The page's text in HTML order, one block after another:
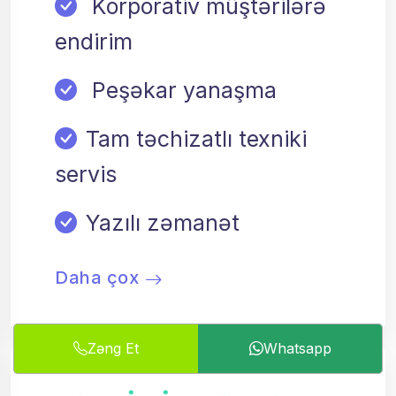
Korporativ müştərilərə
endirim
Peşəkar yanaşma
Tam təchizatlı texniki
servis
Yazılı zəmanət
Daha çox
Zəng Et Whatsapp